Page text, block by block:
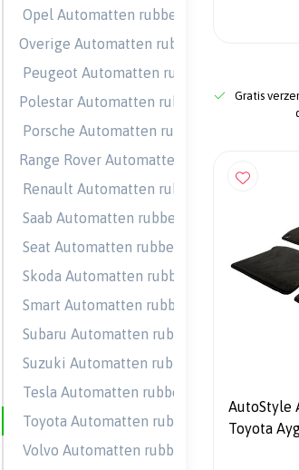
Gratis
AutoStyle
Toyota
Opel Automatten rubber
Overige Automatten rubber
Peugeot Automatten rubber
Polestar Automatten rubber
Porsche Automatten rubber
Range Rover Automatten rubber
Renault Automatten rubber
Saab Automatten rubber
Seat Automatten rubber
Skoda Automatten rubber
Smart Automatten rubber
Subaru Automatten rubber
Suzuki Automatten rubber
Tesla Automatten rubber
Toyota Automatten rubber
Volvo Automatten rubber